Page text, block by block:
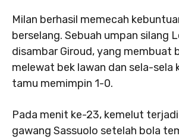
Milan berhasil memecah
berselang. Sebuah umpan silang
disambar Giroud, yang membuat
melewat bek lawan dan sela-sela
tamu memimpin 1-0.
Pada menit ke-23, kemelut
gawang Sassuolo setelah bola